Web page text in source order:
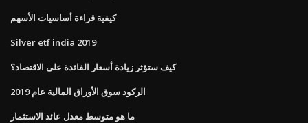
كيفية قراءة أساسيات الأسهم
Silver etf india 2019
كيف ستؤثر زيادة أسعار الفائدة على الاقتصاد؟
الركود سوق الأوراق المالية عام 2019
ما هو متوسط ​​معدل عائد الاستثمار